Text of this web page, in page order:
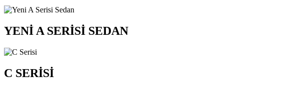
YENİ A SERİSİ SEDAN
C SERİSİ